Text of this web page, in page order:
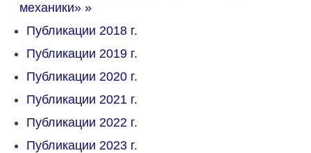
механики» »
Публикации 2018 г.
Публикации 2019 г.
Публикации 2020 г.
Публикации 2021 г.
Публикации 2022 г.
Публикации 2023 г.